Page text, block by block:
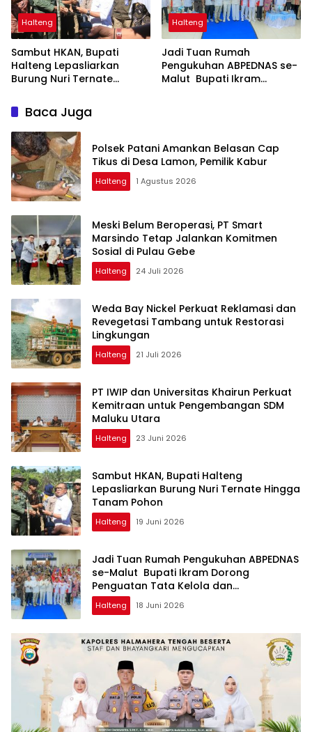
Halteng
Sambut HKAN, Bupati
Halteng Lepasliarkan
Burung Nuri Ternate
Halteng
Jadi Tuan Rumah
Pengukuhan ABPEDNAS se-
Malut Bupati Ikram
Baca Juga
Polsek Patani Amankan Belasan Cap
Tikus di Desa Lamon, Pemilik Kabur
Halteng 1 Agustus 2026
Meski Belum Beroperasi, PT Smart
Marsindo Tetap Jalankan Komitmen
Sosial di Pulau Gebe
Halteng 24 Juli 2026
Weda Bay Nickel Perkuat Reklamasi dan
Revegetasi Tambang untuk Restorasi
Lingkungan
Halteng 21 Juli 2026
PT IWIP dan Universitas Khairun Perkuat
Kemitraan untuk Pengembangan SDM
Maluku Utara
Halteng 23 Juni 2026
Sambut HKAN, Bupati Halteng
Lepasliarkan Burung Nuri Ternate Hingga
Tanam Pohon
Halteng 19 Juni 2026
Jadi Tuan Rumah Pengukuhan ABPEDNAS
se-Malut Bupati Ikram Dorong
Penguatan Tata Kelola dan
Pengawasan Desa
Halteng 18 Juni 2026